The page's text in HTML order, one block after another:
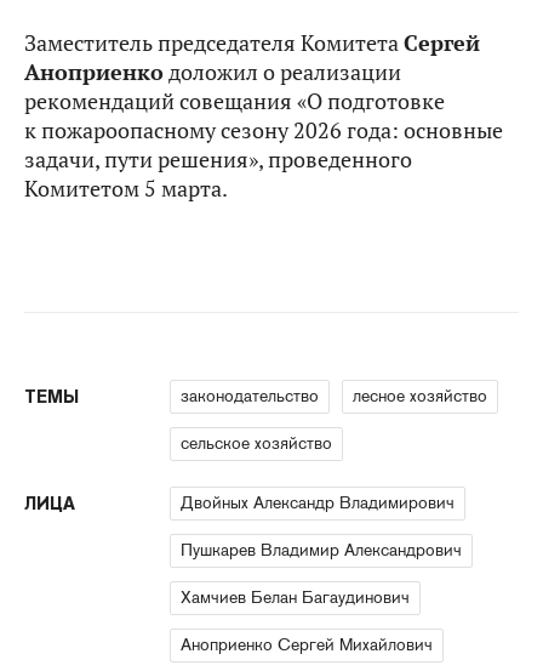
Заместитель председателя КомитетаСергей
Аноприенкодоложил о реализации
рекомендаций совещания «О подготовке
к пожароопасному сезону 2026 года: основные
задачи, пути решения», проведенного
Комитетом 5 марта.
ТЕМЫ законодательство лесное хозяйство
сельское хозяйство
ЛИЦА Двойных Александр Владимирович
Пушкарев Владимир Александрович
Хамчиев Белан Багаудинович
Аноприенко Сергей Михайлович